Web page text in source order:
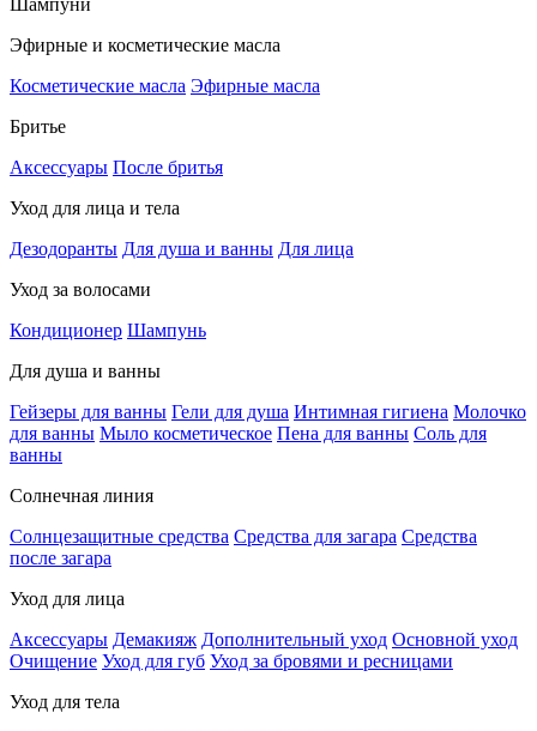
Шампуни
Эфирные и косметические масла
Косметические масла Эфирные масла
Бритье
Аксессуары После бритья
Уход для лица и тела
Дезодоранты Для душа и ванны Для лица
Уход за волосами
Кондиционер Шампунь
Для душа и ванны
Гейзеры для ванны Гели для душа Интимная гигиена Молочко
для ванны Мыло косметическое Пена для ванны Соль для
ванны
Солнечная линия
Солнцезащитные средства Средства для загара Средства
после загара
Уход для лица
Аксессуары Демакияж Дополнительный уход Основной уход
Очищение Уход для губ Уход за бровями и ресницами
Уход для тела